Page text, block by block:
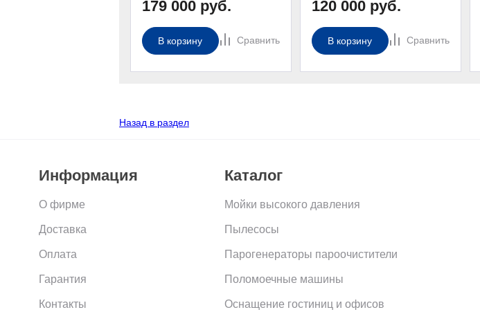
179 000 руб.
Сравнить
В корзину
120 000 руб.
Сравнить
В корзину
Назад в раздел
Информация
О фирме
Доставка
Оплата
Гарантия
Контакты
Каталог
Мойки высокого давления
Пылесосы
Парогенераторы пароочистители
Поломоечные машины
Оснащение гостиниц и офисов